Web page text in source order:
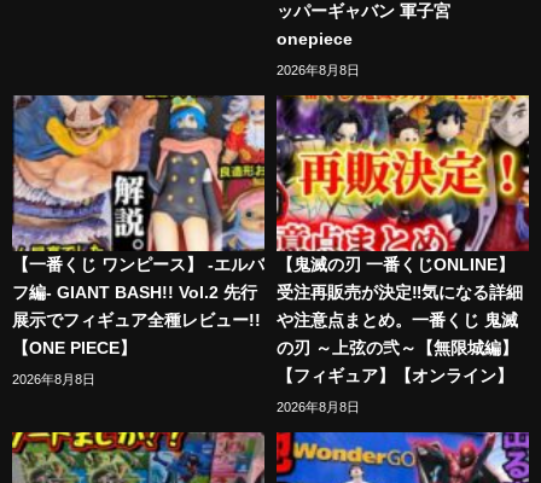
ッパーギャバン 軍子宮
onepiece
2026年8月8日
【一番くじ ワンピース】 -エルバ
フ編- GIANT BASH!! Vol.2 先行
展示でフィギュア全種レビュー!!
【ONE PIECE】
2026年8月8日
【鬼滅の刃 一番くじONLINE】
受注再販売が決定‼️気になる詳細
や注意点まとめ。一番くじ 鬼滅
の刃 ～上弦の弐～【無限城編】
【フィギュア】【オンライン】
2026年8月8日